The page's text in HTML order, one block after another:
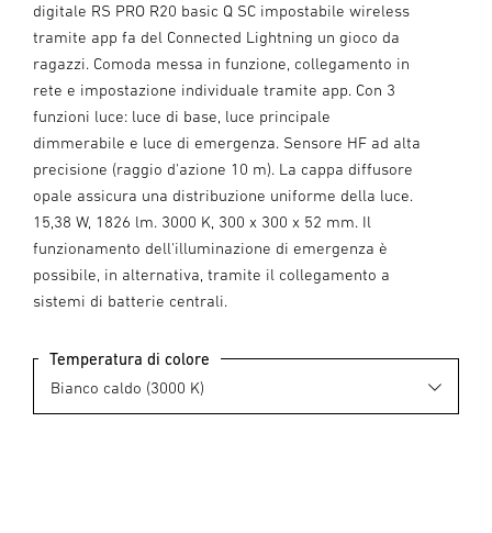
digitale RS PRO R20 basic Q SC impostabile wireless
tramite app fa del Connected Lightning un gioco da
ragazzi. Comoda messa in funzione, collegamento in
rete e impostazione individuale tramite app. Con 3
funzioni luce: luce di base, luce principale
dimmerabile e luce di emergenza. Sensore HF ad alta
precisione (raggio d'azione 10 m). La cappa diffusore
opale assicura una distribuzione uniforme della luce.
15,38 W, 1826 lm. 3000 K, 300 x 300 x 52 mm. Il
funzionamento dell'illuminazione di emergenza è
possibile, in alternativa, tramite il collegamento a
sistemi di batterie centrali.
Temperatura di colore